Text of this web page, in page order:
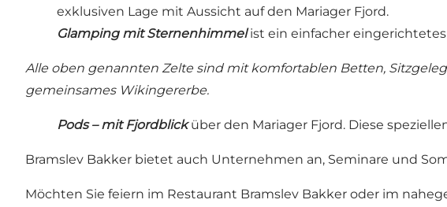
exklusiven Lage mit Aussicht auf den Mariager Fjord.
Glamping mit Sternenhimmelist ein einfacher
Alle oben genannten Zelte sind mit komfortablen Betten,
gemeinsames Wikingererbe.
Pods – mit Fjordblicküber den Mariager Fjord. Diese
Bramslev Bakker bietet auch Unternehmen an, Seminare und
Möchten Sie feiern im Restaurant Bramslev Bakker oder im